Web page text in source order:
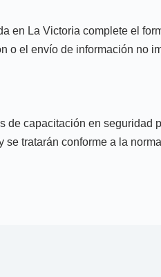
en La Victoria complete el
el envío de información no
capacitación en
tratarán conforme a la